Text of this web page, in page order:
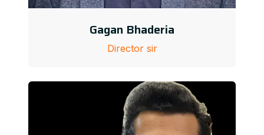
Gagan Bhaderia
Director sir